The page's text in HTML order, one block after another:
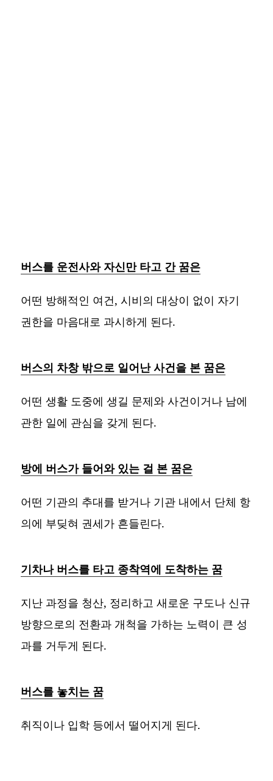
버스를 운전사와 자신만 타고 간 꿈은
어떤 방해적인 여건, 시비의 대상이 없이 자기
권한을 마음대로 과시하게 된다.
버스의 차창 밖으로 일어난 사건을 본 꿈은
어떤 생활 도중에 생길 문제와 사건이거나 남에
관한 일에 관심을 갖게 된다.
방에 버스가 들어와 있는 걸 본 꿈은
어떤 기관의 추대를 받거나 기관 내에서 단체 항
의에 부딪혀 권세가 흔들린다.
기차나 버스를 타고 종착역에 도착하는 꿈
지난 과정을 청산, 정리하고 새로운 구도나 신규
방향으로의 전환과 개척을 가하는 노력이 큰 성
과를 거두게 된다.
버스를 놓치는 꿈
취직이나 입학 등에서 떨어지게 된다.